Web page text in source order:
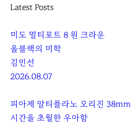
A
A
Latest Posts
미도 멀티포트 8 원 크라운
올블랙의 미학
김민선
2026.08.07
피아제 알티플라노 오리진 38mm
시간을 초월한 우아함